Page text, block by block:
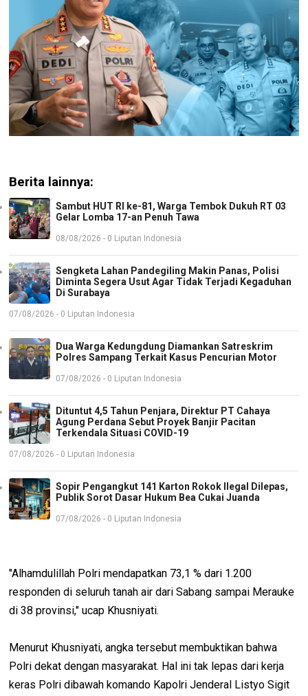
Berita lainnya:
Sambut HUT RI ke-81, Warga Tembok Dukuh RT 03
Gelar Lomba 17-an Penuh Tawa
08/08/2026 - 0 Liputan Indonesia
Sengketa Lahan Pandegiling Makin Panas, Polisi
Diminta Segera Usut Agar Tidak Terjadi Kegaduhan
Di Surabaya
07/08/2026 - 0 Liputan Indonesia
Dua Warga Kedungdung Diamankan Satreskrim
Polres Sampang Terkait Kasus Pencurian Motor
07/08/2026 - 0 Liputan Indonesia
Dituntut 4,5 Tahun Penjara, Direktur PT Cahaya
Agung Perdana Sebut Proyek Banjir Pacitan
Terkendala Situasi COVID-19
07/08/2026 - 0 Liputan Indonesia
Sopir Pengangkut 141 Karton Rokok Ilegal Dilepas,
Publik Sorot Dasar Hukum Bea Cukai Juanda
07/08/2026 - 0 Liputan Indonesia
"Alhamdulillah Polri mendapatkan 73,1 % dari 1.200
responden di seluruh tanah air dari Sabang sampai Merauke
di 38 provinsi," ucap Khusniyati.
Menurut Khusniyati, angka tersebut membuktikan bahwa
Polri dekat dengan masyarakat. Hal ini tak lepas dari kerja
keras Polri dibawah komando Kapolri Jenderal Listyo Sigit